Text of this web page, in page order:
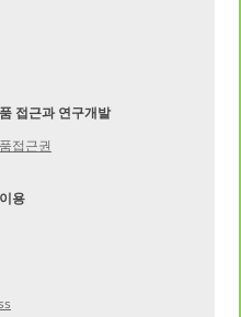
접근과 연구개발
접근권
용